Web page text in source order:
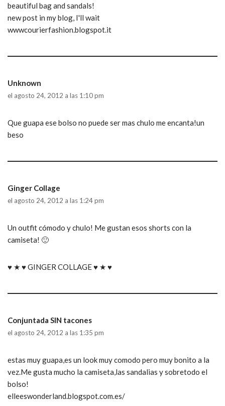
beautiful bag and sandals!
new post in my blog, I'll wait
wwwcourierfashion.blogspot.it
Unknown
el agosto 24, 2012 a las 1:10 pm
Que guapa ese bolso no puede ser mas chulo me encanta!un
beso
Ginger Collage
el agosto 24, 2012 a las 1:24 pm
Un outfit cómodo y chulo! Me gustan esos shorts con la
camiseta! 🙂
♥ ★ ♥ GINGER COLLAGE ♥ ★ ♥
Conjuntada SIN tacones
el agosto 24, 2012 a las 1:35 pm
estas muy guapa,es un look muy comodo pero muy bonito a la
vez.Me gusta mucho la camiseta,las sandalias y sobretodo el
bolso!
elleeswonderland.blogspot.com.es/